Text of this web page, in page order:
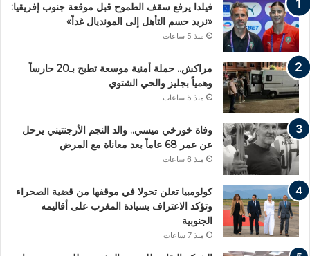
فيلدا يرفع سقف الطموح قبل موقعة جنوب إفريقيا:
«نريد حسم التأهل إلى المونديال غداً»
منذ 5 ساعات
مراكش.. حملة أمنية موسعة تطيح بـ20 حارساً
وهمياً بجليز والحي الشتوي
منذ 5 ساعات
وفاة خورخي ميسي.. والد النجم الأرجنتيني يرحل
عن عمر 68 عاماً بعد معاناة مع المرض
منذ 6 ساعات
كولومبيا تعلن تحولا في موقفها من قضية الصحراء
وتؤكد الاعتراف بسيادة المغرب على أقاليمه
الجنوبية
منذ 7 ساعات